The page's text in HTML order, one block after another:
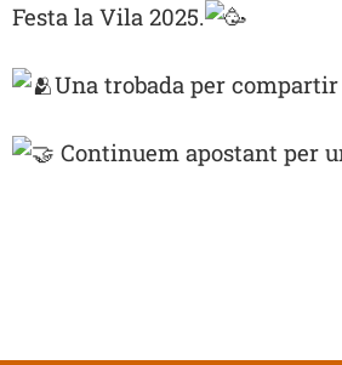
Festa la Vila 2025.
Una trobada per
Continuem apostant per